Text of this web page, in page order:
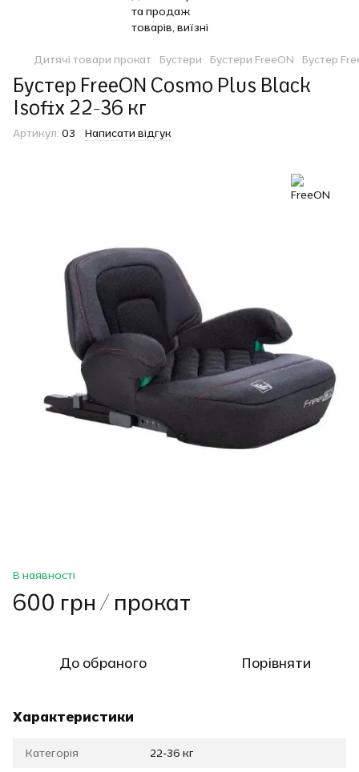
Дитячі товари прокат Бустери Бустери FreeON Бустер
Бустер FreeON Cosmo Plus Black
Isofix 22-36 кг
Артикул: 03 Написати відгук
В наявності
600 грн / прокат
До обраного Порівняти
Характеристики
Категорія 22-36 кг